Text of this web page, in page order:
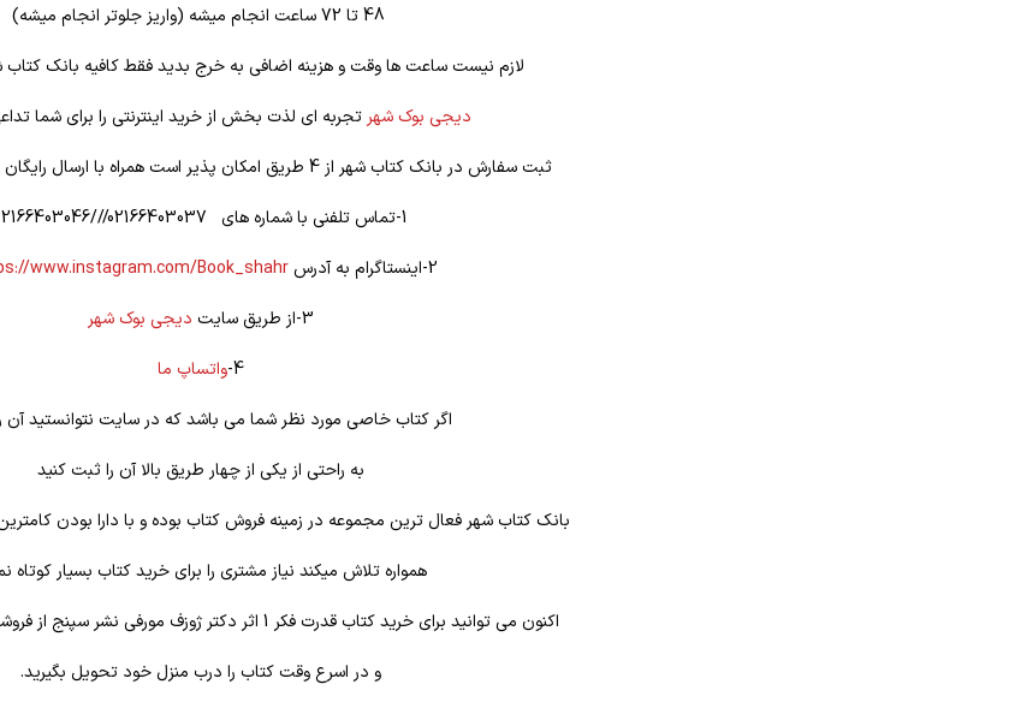
لازم نیست ساعت ها وقت و هزینه اضافی به خرج بدید فقط کافیه بانک کتاب
دیجی بوک شهرتجربه ای لذت بخش از خرید اینترنتی را برای شما
ثبت سفارش در بانک کتاب شهر از 4 طریق امکان پذیر است همراه با ارسال رایگان (تهران) و تخفیف ویژه
1-تماس تلفنی با شماره های 02166403037///02166403046
2-اینستاگرام به آدرس
www.instagram.com/Book_shahr/
3-از طریق سایت
دیجی بوک شهر
4- واتساپ ما
اگر کتاب خاصی مورد نظر شما می باشد که در سایت نتوانستید آن
به راحتی از یکی از چهار طریق بالا آن را ثبت کنید
بانک کتاب شهر فعال ترین مجموعه در زمینه فروش کتاب بوده و با دارا بودن
همواره تلاش میکند نیاز مشتری را برای خرید کتاب بسیار کوتاه
اکنون می توانید برای خرید کتاب قدرت فکر 1 اثر دکتر ژوزف مورفی نشر سپنج از فروشگاه
و در اسرع وقت کتاب را درب منزل خود تحویل بگیرید.